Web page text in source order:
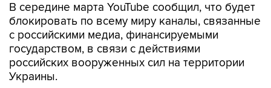
В середине марта YouTube сообщил, что будет
блокировать по всему миру каналы, связанные
с российскими медиа, финансируемыми
государством, в связи с действиями
российских вооруженных сил на территории
Украины.